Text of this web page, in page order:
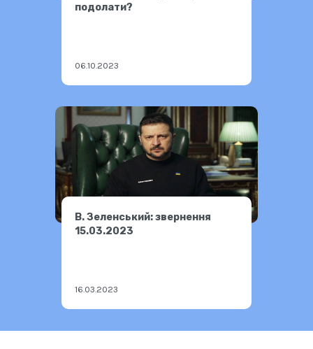
подолати?
06.10.2023
В. Зеленський: звернення
15.03.2023
16.03.2023